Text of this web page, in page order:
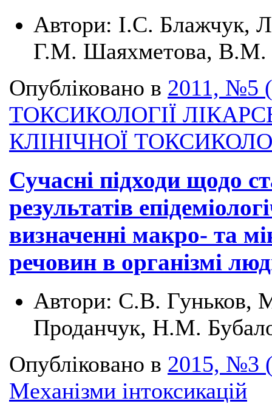
Автори: І.С. Блажчук,
Г.М. Шаяхметова, В.М.
Опубліковано в 2011, №5
ТОКСИКОЛОГІЇ
КЛІНІЧНОЇ
Сучасні підходи щодо
результатів
визначенні макро- та
речовин в організмі
Автори: С.В. Гуньков,
Проданчук, Н.М.
Опубліковано в 2015, №3
Механізми інтоксикацій